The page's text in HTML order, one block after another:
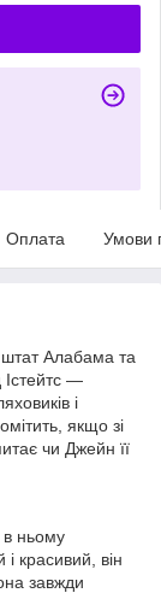
Оплата Умови
Алабама та
Істейтс —
і
якщо зі
чи Джейн її
в ньому
красивий, він
завжди